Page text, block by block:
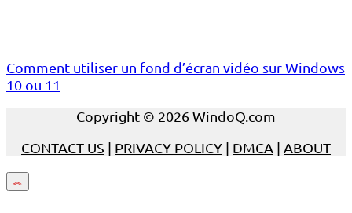
Comment utiliser un fond d’écran vidéo sur Windows
10 ou 11
Copyright © 2026 WindoQ.com
CONTACT US | PRIVACY POLICY | DMCA | ABOUT